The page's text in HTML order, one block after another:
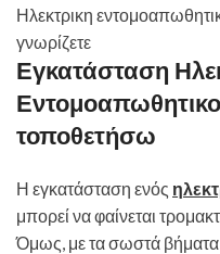
Ηλεκτρικη
γνωρίζετε
Εγκατάσταση
τοποθετήσω
Η εγκατάσταση ενός
μπορεί να φαίνεται
Όμως, με τα σωστά βήματα